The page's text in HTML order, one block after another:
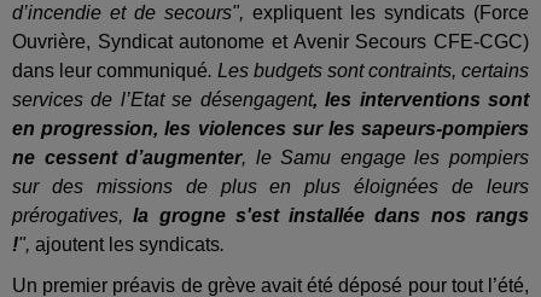
d’incendie et de secours", expliquent les syndicats (Force
Ouvrière, Syndicat autonome et Avenir Secours CFE-CGC)
dans leur communiqué. Les budgets sont contraints, certains
services de l’Etat se désengagent, les interventions sont
en progression, les violences sur les sapeurs-pompiers
ne cessent d’augmenter, le Samu engage les pompiers
sur des missions de plus en plus éloignées de leurs
prérogatives,la grogne s'est installée dans nos rangs
!", ajoutent les syndicats.
Un premier préavis de grève avait été déposé pour tout l’été,